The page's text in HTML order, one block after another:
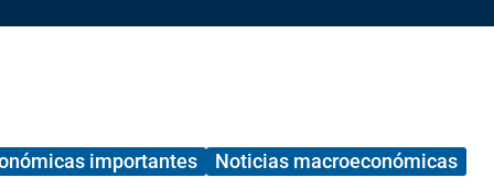
importantes Noticias macroeconómicas